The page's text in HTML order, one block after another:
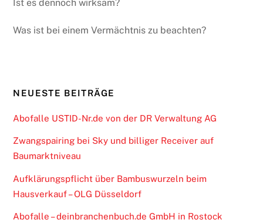
Ist es dennoch wirksam?
Was ist bei einem Vermächtnis zu beachten?
NEUESTE BEITRÄGE
Abofalle USTID-Nr.de von der DR Verwaltung AG
Zwangspairing bei Sky und billiger Receiver auf
Baumarktniveau
Aufklärungspflicht über Bambuswurzeln beim
Hausverkauf – OLG Düsseldorf
Abofalle – deinbranchenbuch.de GmbH in Rostock